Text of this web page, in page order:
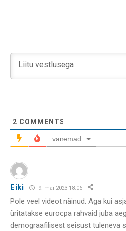
2 COMMENTS
vanemad
Eiki 9. mai 2023 18:06
Pole veel videot näinud. Aga kui
üritatakse euroopa rahvaid juba
demograafilisest seisust tuleneva